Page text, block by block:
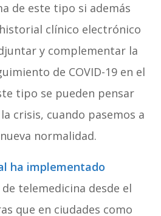
de este tipo si además
clínico electrónico
y complementar la
de COVID-19 en el
tipo se pueden pensar
crisis, cuando pasemos a
normalidad.
ha implementado
telemedicina desde el
que en ciudades como